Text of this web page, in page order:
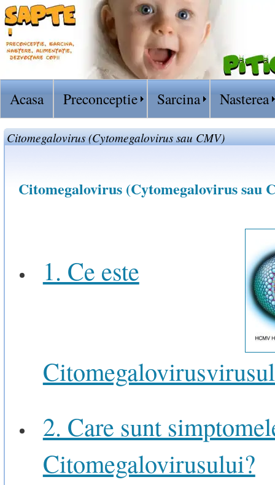
Acasa Preconceptie Sarcina Nasterea
Citomegalovirus (Cytomegalovirus sau CMV)
Citomegalovirus (Cytomegalovirus sau
1. Ce este
2. Care sunt
Citomegalovirusului?